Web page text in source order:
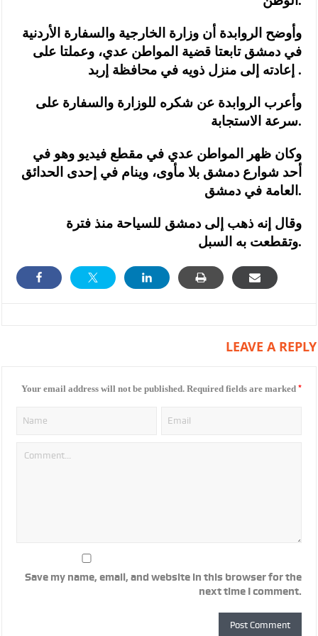
وأوضح الروابدة أن وزارة الخارجية والسفارة الأردنية
في دمشق تابعتا قضية المواطن عدي، وعملتا على
إعادته إلى منزل ذويه في محافظة إربد .
وأعرب الروابدة عن شكره للوزارة والسفارة على
سرعة الاستجابة.
وكان ظهر المواطن عدي في مقطع فيديو وهو في
أحد شوارع دمشق بلا مأوى، وينام في إحدى الحدائق
العامة في دمشق.
وقال إنه ذهب إلى دمشق للسياحة منذ فترة
وتقطعت به السبل.
LEAVE A REPLY
Your email address will not be published. Required fields are marked *
Save my name, email, and website in this browser for the
next time I comment.